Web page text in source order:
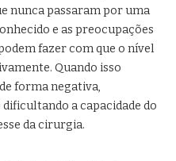
nunca passaram por uma
e as preocupações
fazer com que o nível
Quando isso
forma negativa,
a capacidade do
da cirurgia.